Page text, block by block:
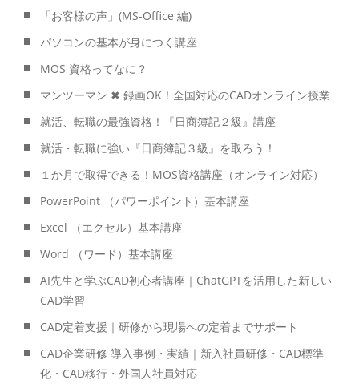
「お客様の声」(MS-Office 編)
パソコンの基本が身につく講座
MOS 資格ってなに？
マンツーマン ✖ 録画OK！全国対応のCADオンライン授業
就活、転職の最強資格！『日商簿記２級』講座
就活・転職に強い『日商簿記３級』を取ろう！
１か月で取得できる！MOS資格講座（オンライン対応）
PowerPoint （パワーポイント）基本講座
Excel （エクセル）基本講座
Word （ワード）基本講座
AI先生と学ぶCAD初心者講座｜ChatGPTを活用した新しい
CAD学習
CAD定着支援｜研修から現場への定着までサポート
CAD企業研修 導入事例・実績｜新入社員研修・CAD標準
化・CAD移行・外国人社員対応